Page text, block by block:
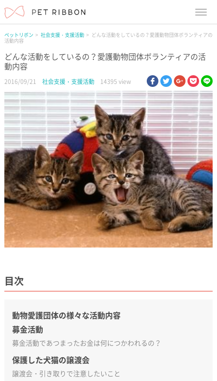
ペットリボン 社会支援・支援活動
どんな活動をしているの？愛護動物団体ボランティアの
活動内容
どんな活動をしているの？愛護動物団体ボランティアの活
動内容
2016/09/21 社会支援・支援活動 14395 view facebook
twittergoogle
目次
動物愛護団体の様々な活動内容
募金活動
募金活動であつまったお金は何につかわれるの？
保護した犬猫の譲渡会
譲渡会・引き取りで注意したいこと